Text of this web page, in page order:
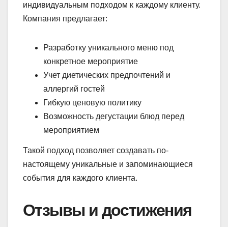
индивидуальным подходом к каждому клиенту.
Компания предлагает:
Разработку уникального меню под
конкретное мероприятие
Учет диетических предпочтений и
аллергий гостей
Гибкую ценовую политику
Возможность дегустации блюд перед
мероприятием
Такой подход позволяет создавать по-
настоящему уникальные и запоминающиеся
события для каждого клиента.
Отзывы и достижения